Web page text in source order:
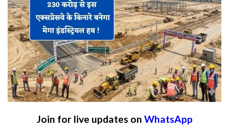
Join for live updates on WhatsApp